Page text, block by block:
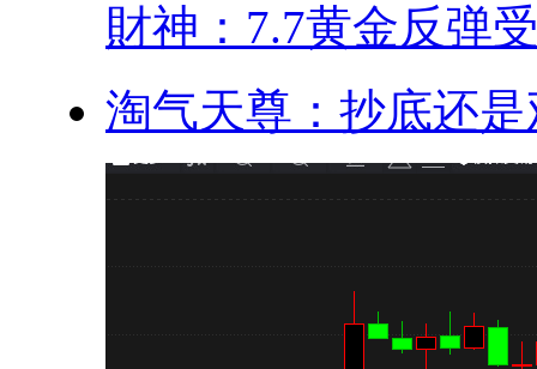
財神：7.7黄金反弹
淘气天尊：抄底还